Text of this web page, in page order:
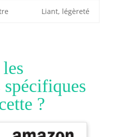
Liant, légèreté
?